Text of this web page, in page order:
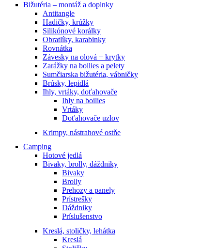
Bižutéria – montáž a doplnky
Antitangle
Hadičky, krúžky
Silikónové korálky
Obratlíky, karabinky
Rovnátka
Závesky na olová + krytky
Zarážky na boilies a pelety
Sumčiarska bižutéria, vábničky
Brúsky, lepidlá
Ihly, vrtáky, doťahovače
Ihly na boilies
Vrtáky
Doťahovače uzlov
Krimpy, nástrahové ostňe
Camping
Hotové jedlá
Bivaky, brolly, dáždniky
Bivaky
Brolly
Prehozy a panely
Prístrešky
Dáždniky
Príslušenstvo
Kreslá, stoličky, lehátka
Kreslá